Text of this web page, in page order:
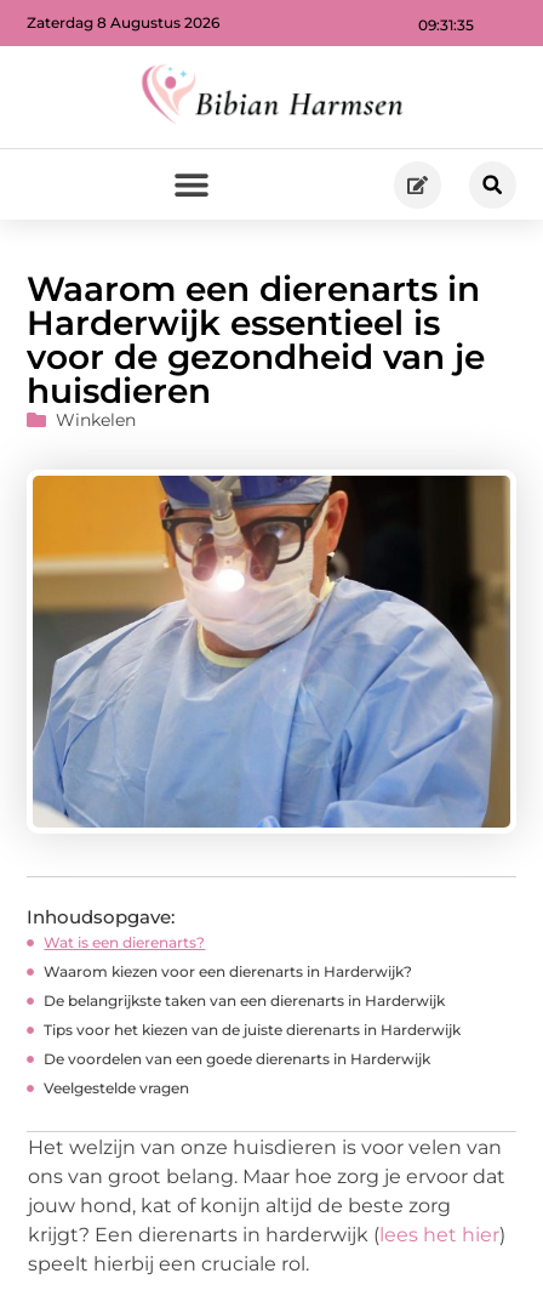
09:31:37
Zaterdag 8 Augustus 2026
Waarom een dierenarts in
Harderwijk essentieel is
voor de gezondheid van je
huisdieren
Winkelen
Inhoudsopgave:
Wat is een dierenarts?
Waarom kiezen voor een dierenarts in Harderwijk?
De belangrijkste taken van een dierenarts in Harderwijk
Tips voor het kiezen van de juiste dierenarts in Harderwijk
De voordelen van een goede dierenarts in Harderwijk
Veelgestelde vragen
Het welzijn van onze huisdieren is voor velen van
ons van groot belang. Maar hoe zorg je ervoor dat
jouw hond, kat of konijn altijd de beste zorg
krijgt? Een dierenarts in harderwijk (lees het hier)
speelt hierbij een cruciale rol.